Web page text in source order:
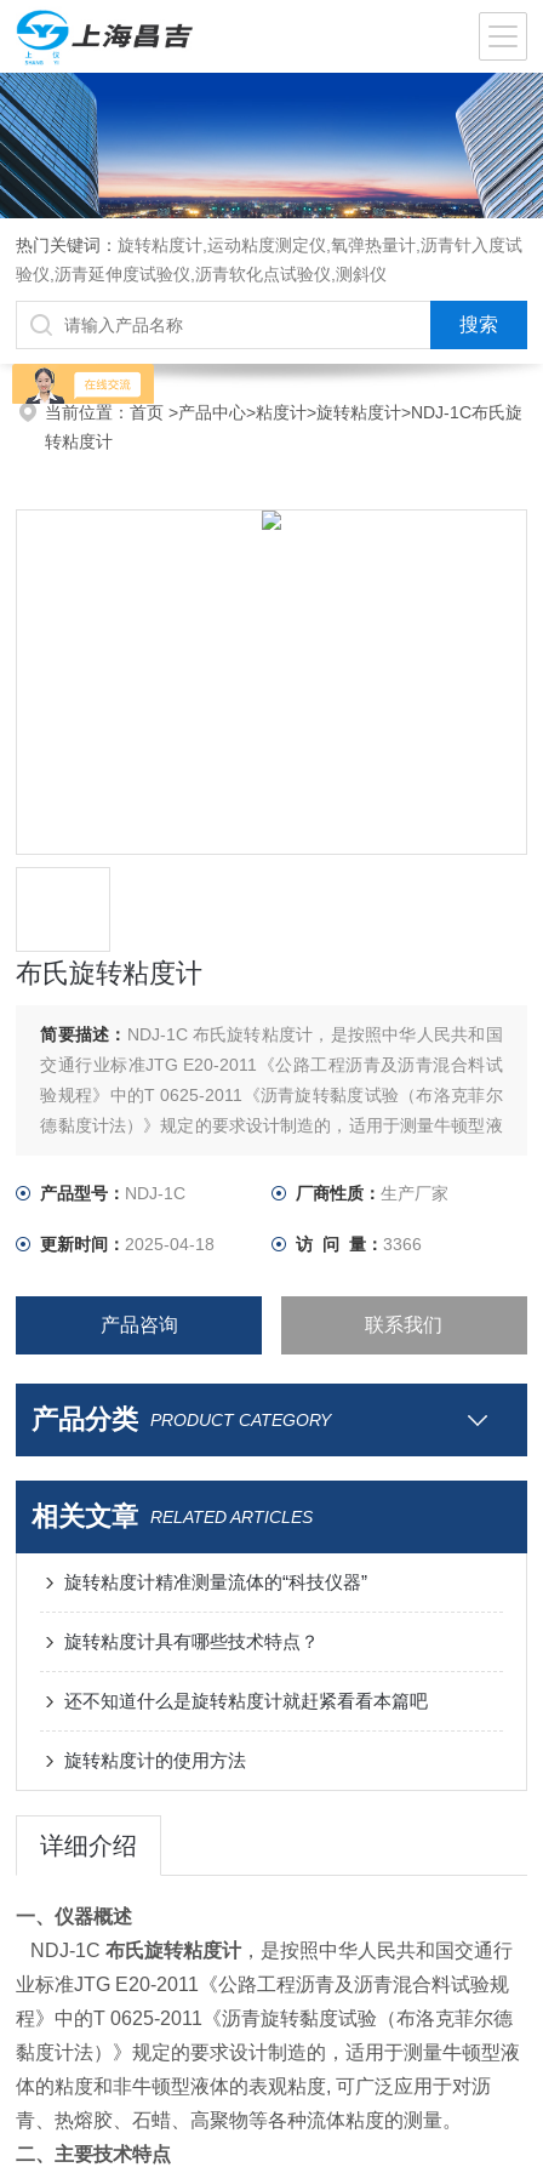
热门关键词：旋转粘度计,运动粘度测定仪,氧弹热量计,沥青针入度试
验仪,沥青延伸度试验仪,沥青软化点试验仪,测斜仪
当前位置：首页>产品中心>粘度计>旋转粘度计>NDJ-1C布氏旋
转粘度计
布氏旋转粘度计
简要描述： NDJ-1C 布氏旋转粘度计，是按照中华人民共和国
交通行业标准JTG E20-2011《公路工程沥青及沥青混合料试
验规程》中的T 0625-2011《沥青旋转黏度试验（布洛克菲尔
德黏度计法）》规定的要求设计制造的，适用于测量牛顿型液
热熔胶、石蜡、高聚物等各种流体粘度的测量。
产品型号： NDJ-1C 厂商性质： 生产厂家
更新时间： 2025-04-18 访 问 量： 3366
产品咨询 联系我们
产品分类 PRODUCT CATEGORY
相关文章 RELATED ARTICLES
旋转粘度计精准测量流体的“科技仪器”
旋转粘度计具有哪些技术特点？
还不知道什么是旋转粘度计就赶紧看看本篇吧
旋转粘度计的使用方法
详细介绍
一、仪器概述
NDJ-1C布氏旋转粘度计，是按照中华人民共和国交通行
业标准JTG E20-2011《公路工程沥青及沥青混合料试验规
程》中的T 0625-2011《沥青旋转黏度试验（布洛克菲尔德
黏度计法）》规定的要求设计制造的，适用于测量牛顿型液
体的粘度和非牛顿型液体的表观粘度, 可广泛应用于对沥
青、热熔胶、石蜡、高聚物等各种流体粘度的测量。
二、主要技术特点